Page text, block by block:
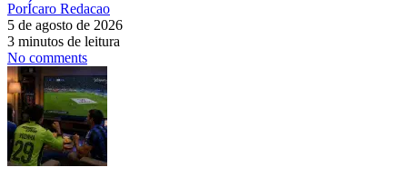
PorÍcaro Redacao
5 de agosto de 2026
3 minutos de leitura
No comments